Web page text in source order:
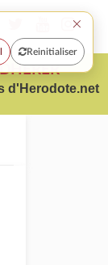
×
Reinitialiser
d'Herodote.net